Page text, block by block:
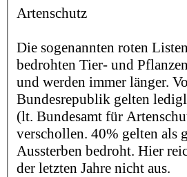
Artenschutz
Die sogenannten roten
bedrohten Tier- und
und werden immer länger.
Bundesrepublik gelten
(lt. Bundesamt für
verschollen. 40% gelten als
Aussterben bedroht. Hier
der letzten Jahre nicht aus.